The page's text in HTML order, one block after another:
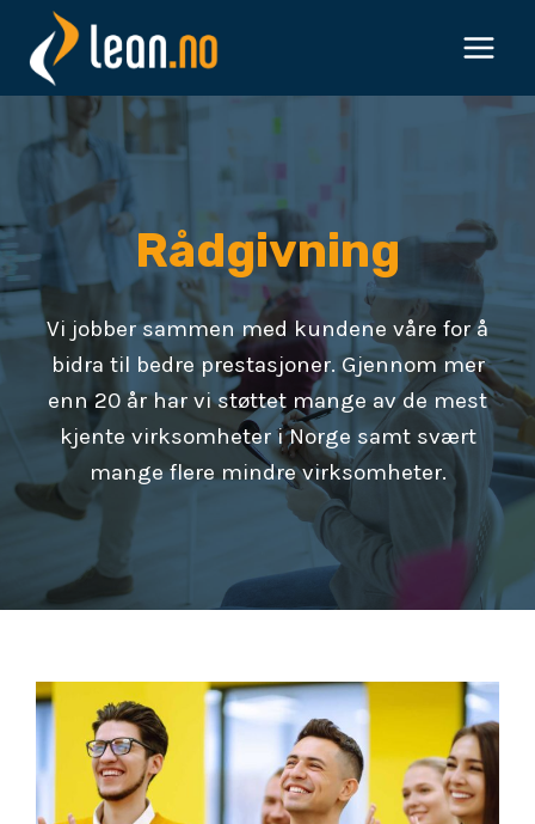
content
Rådgivning
Vi jobber sammen med kundene våre for å
bidra til bedre prestasjoner. Gjennom mer
enn 20 år har vi støttet mange av de mest
kjente virksomheter i Norge samt svært
mange flere mindre virksomheter.